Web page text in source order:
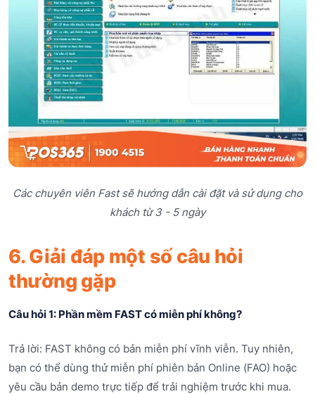
Các chuyên viên Fast sẽ hướng dẫn cài đặt và sử dụng cho
khách từ 3 - 5 ngày
6. Giải đáp một số câu hỏi
thường gặp
Câu hỏi 1: Phần mềm FAST có miễn phí không?
Trả lời: FAST không có bản miễn phí vĩnh viễn. Tuy nhiên,
bạn có thể dùng thử miễn phí phiên bản Online (FAO) hoặc
yêu cầu bản demo trực tiếp để trải nghiệm trước khi mua.